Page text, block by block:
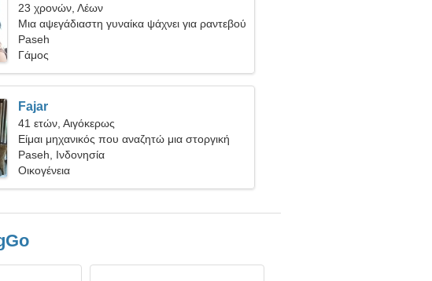
23 χρονών, Λέων
Μια αψεγάδιαστη γυναίκα ψάχνει για ραντεβού
Paseh
Γάμος
Fajar
41 ετών, Αιγόκερως
Είμαι μηχανικός που αναζητώ μια στοργική
γυναίκα
Paseh, Ινδονησία
Οικογένεια